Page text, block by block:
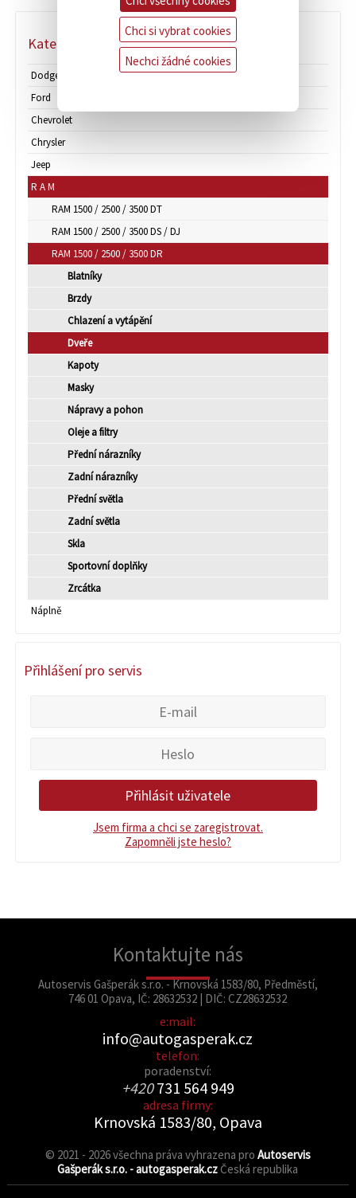
Kategorie produktů
Dodge
Ford
Chevrolet
Chrysler
Jeep
R A M
RAM 1500 / 2500 / 3500 DT
RAM 1500 / 2500 / 3500 DS / DJ
RAM 1500 / 2500 / 3500 DR
Blatníky
Brzdy
Chlazení a vytápění
Dveře
Kapoty
Masky
Nápravy a pohon
Oleje a filtry
Přední nárazníky
Zadní nárazníky
Přední světla
Zadní světla
Skla
Sportovní doplňky
Zrcátka
Náplně
Přihlášení pro servis
Jsem firma a chci se zaregistrovat.
Zapomněli jste heslo?
Kontaktujte nás
Autoservis Gašperák s.r.o. - Krnovská 1583/80, Předměstí,
746 01 Opava, IČ: 28632532 | DIČ: CZ28632532
e:mail:
info@autogasperak.cz
telefon:
poradenství:
+420731 564 949
adresa firmy:
Krnovská 1583/80, Opava
© 2021 - 2026 všechna práva vyhrazena pro Autoservis
Gašperák s.r.o. - autogasperak.cz Česká republika
Chci si vybrat cookies
Nechci žádné cookies